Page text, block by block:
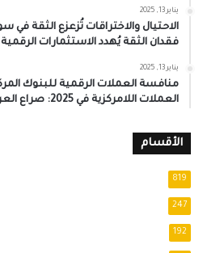
يناير 13, 2025
فقدان الثقة يُهدد الاستثمارات الرقمية
يناير 13, 2025
العملات اللامركزية في 2025: صراع العروش الرقمية
الأقسام
819
247
192